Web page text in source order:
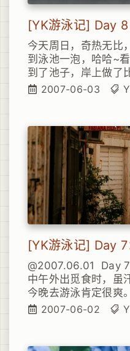
[YK游泳记] Day
今天周日，奇热无比
到泳池一泡，哈哈~
到了池子，岸上做了
水，哇，不错，今天
那么一两个，今天居
敌了，无敌了。
2007-06-03
[YK游泳记] Day
@2007.06.01 Day 7
中午外出觅食时，虽
今晚去游泳肯定很爽
煮碗面条，饭后稍做
2007-06-02